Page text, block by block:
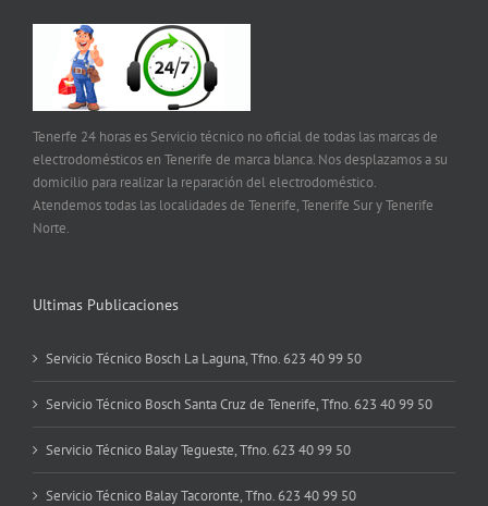
Tenerfe 24 horas es Servicio técnico no oficial de todas las marcas de
electrodomésticos en Tenerife de marca blanca. Nos desplazamos a su
domicilio para realizar la reparación del electrodoméstico.
Atendemos todas las localidades de Tenerife, Tenerife Sur y Tenerife
Norte.
Ultimas Publicaciones
Servicio Técnico Bosch La Laguna, Tfno. 623 40 99 50
Servicio Técnico Bosch Santa Cruz de Tenerife, Tfno. 623 40 99 50
Servicio Técnico Balay Tegueste, Tfno. 623 40 99 50
Servicio Técnico Balay Tacoronte, Tfno. 623 40 99 50